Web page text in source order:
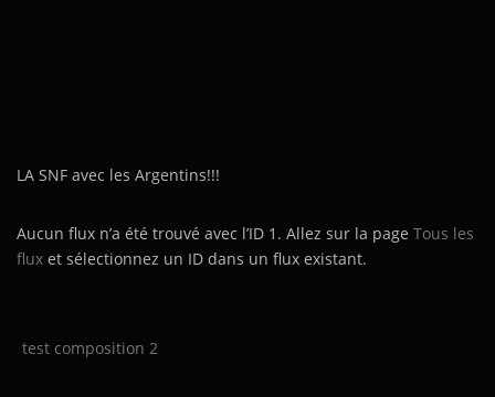
LA SNF avec les Argentins!!!
Aucun flux n’a été trouvé avec l’ID 1. Allez sur la page Tous les
flux et sélectionnez un ID dans un flux existant.
test composition 2